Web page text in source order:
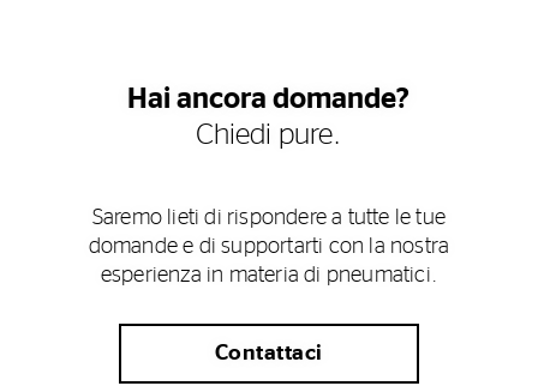
Hai ancora domande?
Chiedi pure.
Saremo lieti di rispondere a tutte le tue
domande e di supportarti con la nostra
esperienza in materia di pneumatici.
Contattaci